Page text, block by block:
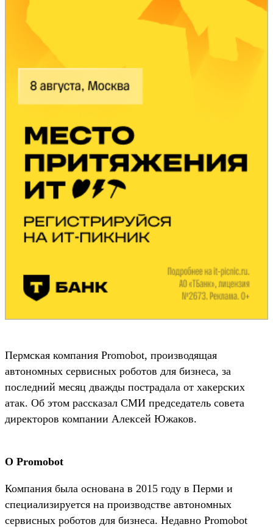
Пермская компания Promobot, производящая
автономных сервисных роботов для бизнеса, за
последний месяц дважды пострадала от хакерских
атак. Об этом рассказал СМИ председатель совета
директоров компании Алексей Южаков.
О Promobot
Компания была основана в 2015 году в Перми и
специализируется на производстве автономных
сервисных роботов для бизнеса. Недавно Promobot